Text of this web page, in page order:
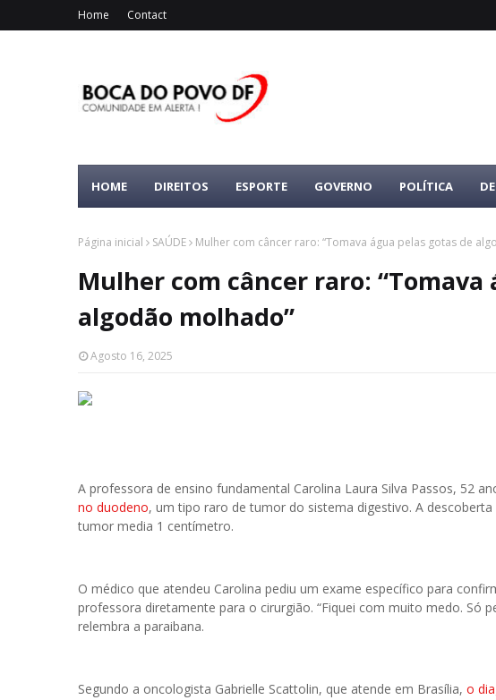
Home Contact
HOME DIREITOS ESPORTE GOVERNO POLÍTICA
Página inicial SAÚDE Mulher com câncer raro: “Tomava água pelas gotas de
Mulher com câncer raro: “Tomava
algodão molhado”
Agosto 16, 2025
A professora de ensino fundamental Carolina Laura Silva Passos, 52
no duodeno, um tipo raro de tumor do sistema digestivo. A
tumor media 1 centímetro.
O médico que atendeu Carolina pediu um exame específico para
professora diretamente para o cirurgião. “Fiquei com muito medo. Só
relembra a paraibana.
Segundo a oncologista Gabrielle Scattolin, que atende em Brasília, o